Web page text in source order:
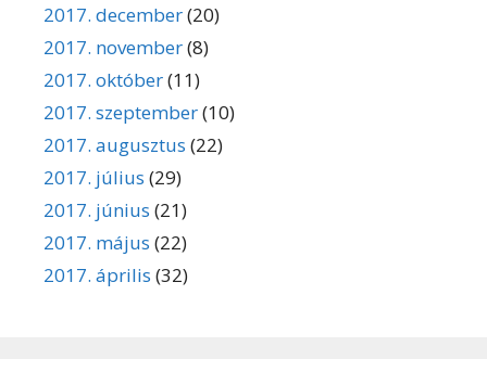
2017. december(20)
2017. november(8)
2017. október(11)
2017. szeptember(10)
2017. augusztus (22)
2017. július (29)
2017. június (21)
2017. május (22)
2017. április (32)